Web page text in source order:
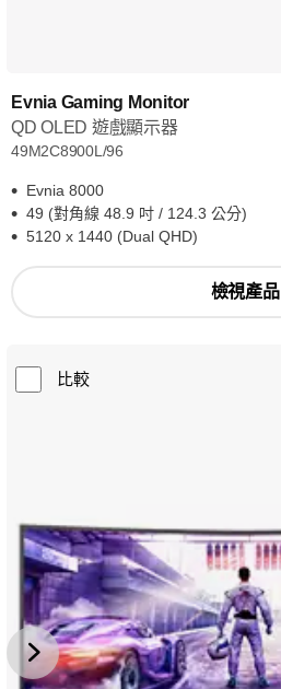
Evnia Gaming Monitor
QD OLED 遊戲顯示器
49M2C8900L/96
Evnia 8000
49 (對角線 48.9 吋 / 124.3 公分)
5120 x 1440 (Dual QHD)
檢視產品
比較